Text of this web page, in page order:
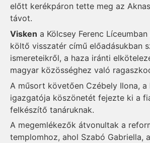
előtt kerékpáron tette meg az
távot.
Visken a Kölcsey Ferenc
költő visszatér című előadásukban
ismereteikről, a haza iránti
magyar közösséghez való
A műsort követően Czébely Ilona, a
igazgatója köszönetét fejezte ki a
felkészítő tanáruknak.
A megemlékezők átvonultak a
templomhoz, ahol Szabó Gabriella,